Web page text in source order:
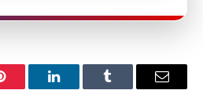
LinkedInTumblr Email